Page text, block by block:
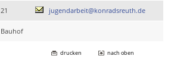
21 jugendarbeit@konradsreuth.de
Bauhof
drucken nach oben